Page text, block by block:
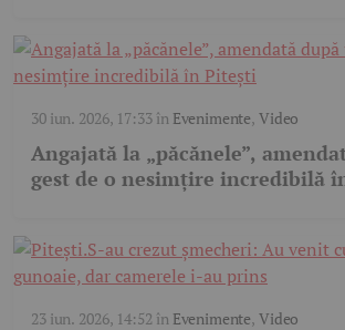
30 iun. 2026, 17:33în Evenimente,Video
Angajată la „păcănele”,
gest de o nesimțire incredibilă
23 iun. 2026, 14:52 în Evenimente,Video